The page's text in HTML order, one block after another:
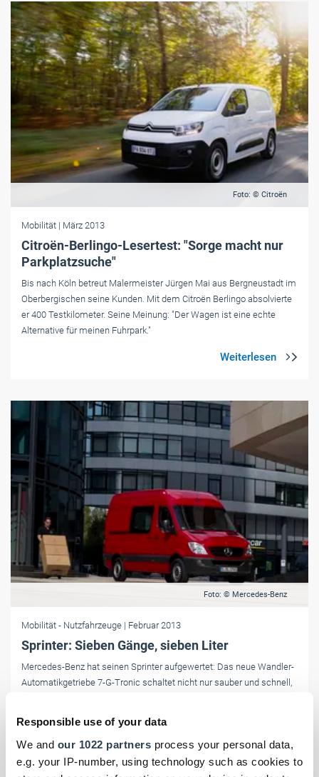
Responsible use of your data
We and our 1022 partners process your personal data,
e.g. your IP-number, using technology such as cookies to
Foto: © Citroën
Mobilität | März 2013
Citroën-Berlingo-Lesertest: "Sorge macht nur
Parkplatzsuche"
Bis nach Köln betreut Malermeister Jürgen Mai aus Bergneustadt im
Oberbergischen seine Kunden. Mit dem Citroën Berlingo absolvierte
er 400 Testkilometer. Seine Meinung: "Der Wagen ist eine echte
Alternative für meinen Fuhrpark."
Foto: © Mercedes-Benz
Mobilität - Nutzfahrzeuge | Februar 2013
Sprinter: Sieben Gänge, sieben Liter
Mercedes-Benz hat seinen Sprinter aufgewertet: Das neue Wandler-
Automatikgetriebe 7-G-Tronic schaltet nicht nur sauber und schnell,